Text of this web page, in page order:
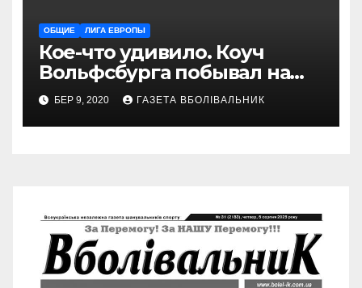
ОБЩИЕ ЛИГА ЕВРОПЫ
Кое-что удивило. Коуч
Вольфсбурга побывал на
матче Шахтера с Колосом
БЕР 9, 2020 ГАЗЕТА ВБОЛІВАЛЬНИК